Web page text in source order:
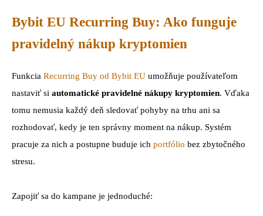
Bybit EU Recurring Buy: Ako funguje
pravidelný nákup kryptomien
Funkcia Recurring Buy od Bybit EU umožňuje používateľom
nastaviť si automatické pravidelné nákupy kryptomien. Vďaka
tomu nemusia každý deň sledovať pohyby na trhu ani sa
rozhodovať, kedy je ten správny moment na nákup. Systém
pracuje za nich a postupne buduje ich portfólio bez zbytočného
stresu.
Zapojiť sa do kampane je jednoduché: